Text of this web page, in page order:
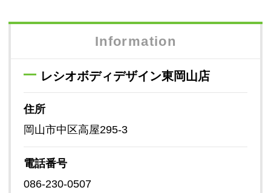
Information
レシオボディデザイン東岡山店
住所
岡山市中区高屋295-3
電話番号
086-230-0507